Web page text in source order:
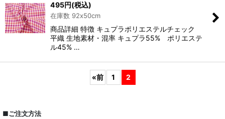
495円(税込)
在庫数 92x50cm
商品詳細 特徴 キュプラポリエステルチェック
平織 生地素材・混率 キュプラ55% ポリエステ
ル45% …
«前 1 2
■ご注文方法